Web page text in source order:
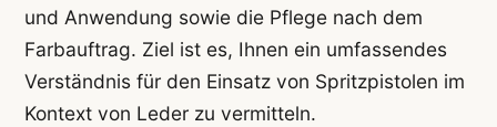
und Anwendung sowie die Pflege nach dem
Farbauftrag. Ziel ist es, Ihnen ein umfassendes
Verständnis für den Einsatz von Spritzpistolen im
Kontext von Leder zu vermitteln.